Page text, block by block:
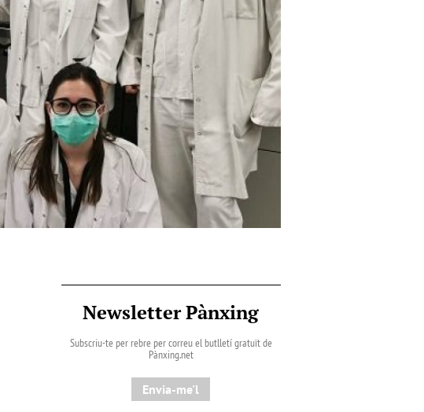
Newsletter Pànxing
Subscriu-te per rebre per correu el butlletí gratuït de
Pànxing.net​
Envia-me'l